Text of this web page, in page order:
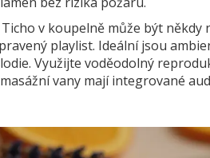
v koupelně může být někdy
playlist. Ideální jsou
Využijte voděodolný
vany mají integrované